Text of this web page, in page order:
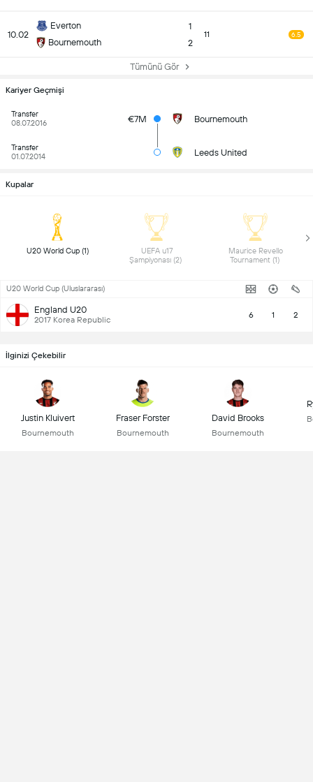
10.02
Everton
Bournemouth
1
2
11 6.5
Tümünü Gör
Kariyer Geçmişi
Transfer
08.07.2016
€7M Bournemouth
Transfer
01.07.2014
Leeds United
Kupalar
U20 World Cup (1)
UEFA u17
Maurice Revello
Tournament (1)
U20 World Cup (Uluslararası)
England U20
2017 Korea Republic 6 1 2
İlginizi Çekebilir
Justin Kluivert
Bournemouth
Fraser Forster
Bournemouth
David Brooks
Bournemouth